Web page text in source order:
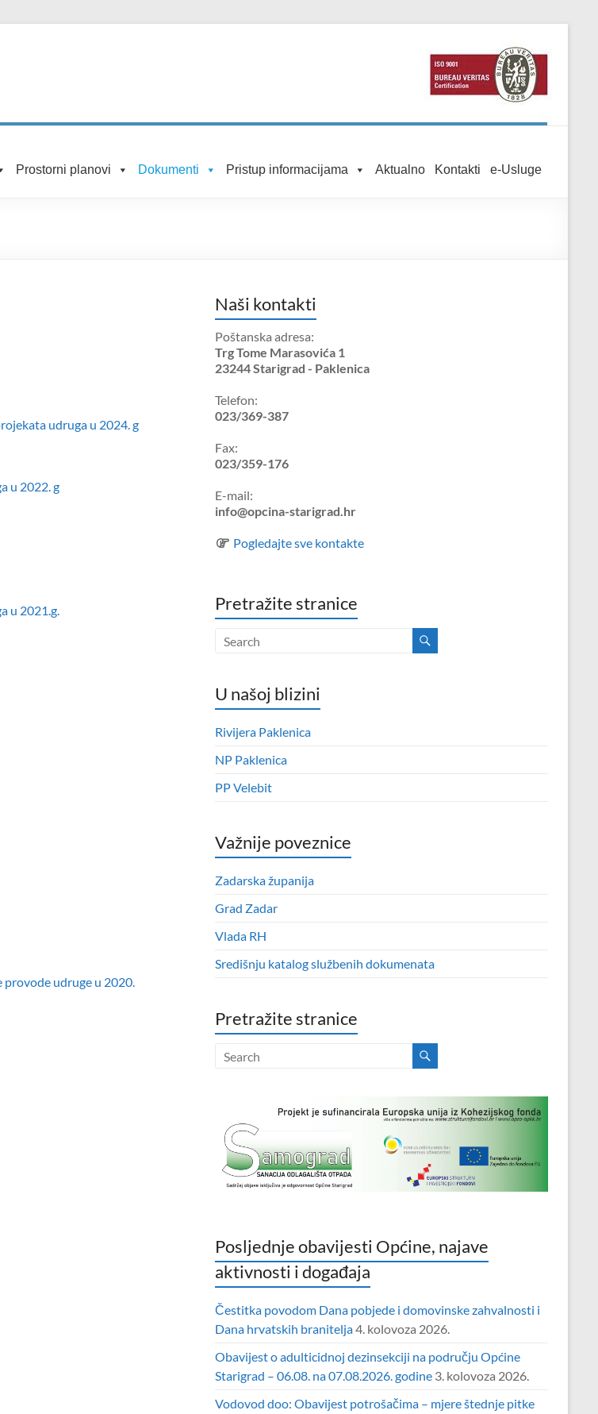
Prostorni planovi Dokumenti Pristup informacijama Aktualno Kontakti e-Usluge
udruga u 2024. g
u 2022. g
u 2021.g.
udruge u 2020.
Naši kontakti
Poštanska adresa:
Trg Tome Marasovića 1
23244 Starigrad - Paklenica
Telefon:
023/369-387
Fax:
023/359-176
E-mail:
info@opcina-starigrad.hr
Pogledajte sve kontakte
Pretražite stranice
U našoj blizini
Rivijera Paklenica
NP Paklenica
PP Velebit
Važnije poveznice
Zadarska županija
Grad Zadar
Vlada RH
Središnju katalog službenih dokumenata
Pretražite stranice
Posljednje obavijesti Općine, najave
aktivnosti i događaja
Čestitka povodom Dana pobjede i domovinske zahvalnosti i
Dana hrvatskih branitelja4. kolovoza 2026.
Obavijest o adulticidnoj dezinsekciji na području Općine
Starigrad – 06.08. na 07.08.2026. godine 3. kolovoza 2026.
Vodovod doo: Obavijest potrošačima – mjere štednje pitke